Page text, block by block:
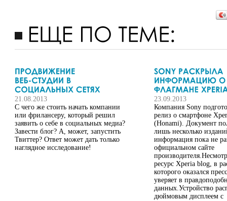
21.08.2013
С чего же стоить начать компании
или фрилансеру, который решил
заявить о себе в социальных медиа?
Завести блог? А, может, запустить
Твиттер? Ответ может дать только
наглядное исследование!
23.09.2013
Компания Sony
релиз о смартфоне
(Honami). Документ
лишь несколько
информация пока не
официальном сайте
ресурс Xperia blog, в
которого оказался
уверяет в
данных.Устройство
дюймовым дисплеем с